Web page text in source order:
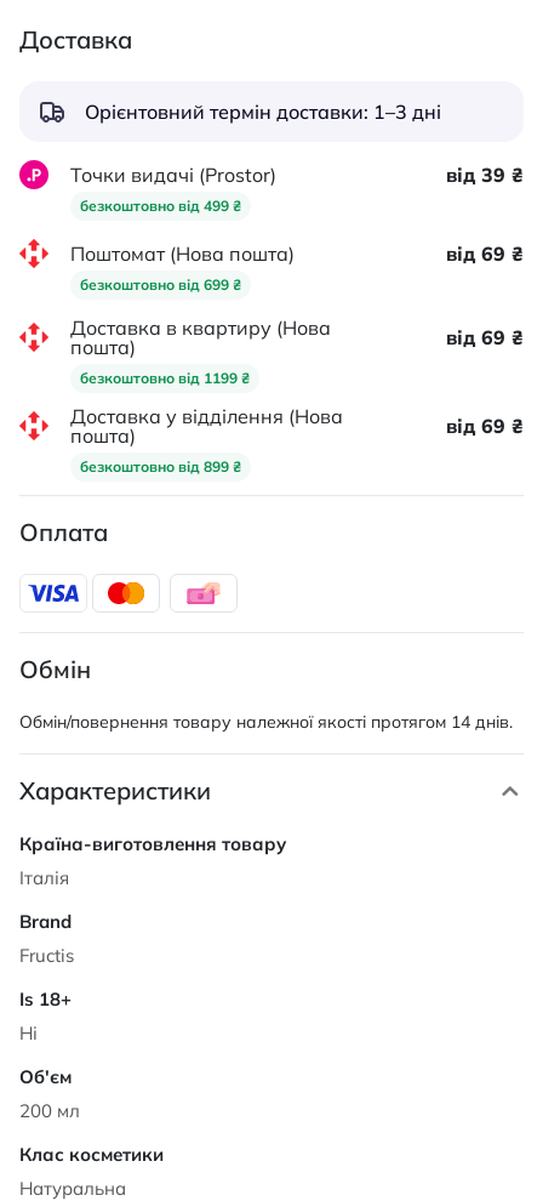
Доставка
Орієнтовний термін доставки: 1–3 дні
Точки видачі (Prostor)
безкоштовно від 499 ₴
від 39 ₴
Поштомат (Нова пошта)
безкоштовно від 699 ₴
від 69 ₴
Доставка в квартиру (Нова
пошта)
безкоштовно від 1199 ₴
від 69 ₴
Доставка у відділення (Нова
пошта)
безкоштовно від 899 ₴
від 69 ₴
Оплата
Обмін
Обмін/повернення товару належної якості протягом 14 днів.
Характеристики
Характеристики
Італія
Fructis
Ні
200 мл
Натуральна